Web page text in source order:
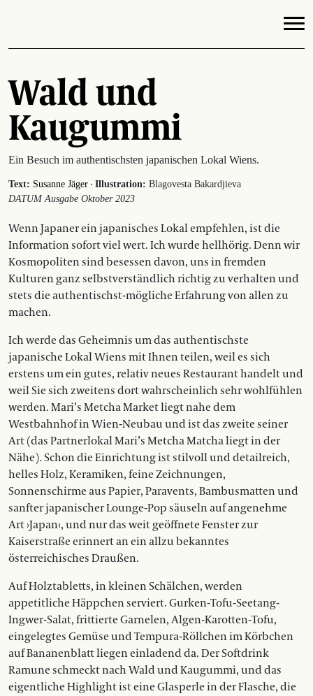
Wald und
Kaugummi
Ein Besuch im authentischsten japanischen Lokal Wiens.
Text: Susanne Jäger · Illustration: Blagovesta Bakardjieva
DATUM Ausgabe Oktober 2023
Wenn Japaner ein japanisches Lokal empfehlen, ist die
Information sofort viel wert. Ich wurde hellhörig. Denn wir
Kosmopoliten sind besessen davon, uns in fremden
Kulturen ganz selbstverständlich richtig zu verhalten und
stets die ­authentischst-mögliche Erfahrung von allen zu
machen.
Ich werde das Geheimnis um das authentischste
japanische Lokal Wiens mit Ihnen teilen, weil es sich
erstens um ein gutes, relativ neues Restaurant handelt und
weil Sie sich zweitens dort wahrscheinlich sehr wohlfühlen
werden. Mari’s Metcha Market liegt nahe dem
Westbahnhof in Wien-Neubau und ist das zweite seiner
Art (das Partnerlokal Mari’s Metcha Matcha liegt in der
Nähe). Schon die Einrichtung ist stilvoll und detailreich,
helles Holz, Keramiken, feine Zeichnungen,
Sonnenschirme aus Papier, Paravents, Bambusmatten und
sanfter japanischer Lounge-Pop säuseln auf angenehme
Art ›Japan‹, und nur das weit geöffnete Fenster zur
Kaiserstraße erinnert an ein allzu bekanntes
österreichisches Draußen.
Auf Holztabletts, in kleinen Schälchen, werden
appetitliche Häppchen serviert. Gurken-Tofu-Seetang-
Ingwer-Salat, frittierte Garnelen, Algen-Karotten-Tofu,
eingelegtes Gemüse und Tempura-Röllchen im Körbchen
auf Bananenblatt liegen einladend da. Der Softdrink
Ramune schmeckt nach Wald und Kaugummi, und das
eigentliche Highlight ist eine Glasperle in der Flasche, die